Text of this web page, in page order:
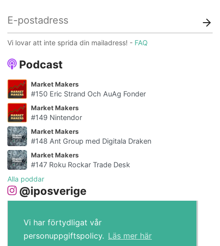
Vi har förtydligat vår
personuppgiftspolicy. Läs mer här
Podcast
Market Makers
#150 Eric Strand Och AuAg Fonder
Market Makers
#149 Nintendor
Market Makers
#148 Ant Group med Digitala Draken
Market Makers
#147 Roku Rockar Trade Desk
Alla poddar
@iposverige
Vi lovar att inte sprida din mailadress! - FAQ